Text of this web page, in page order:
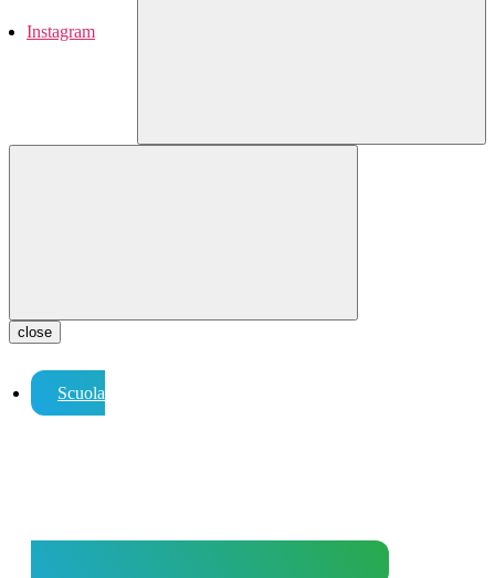
Instagram
close
Scuola